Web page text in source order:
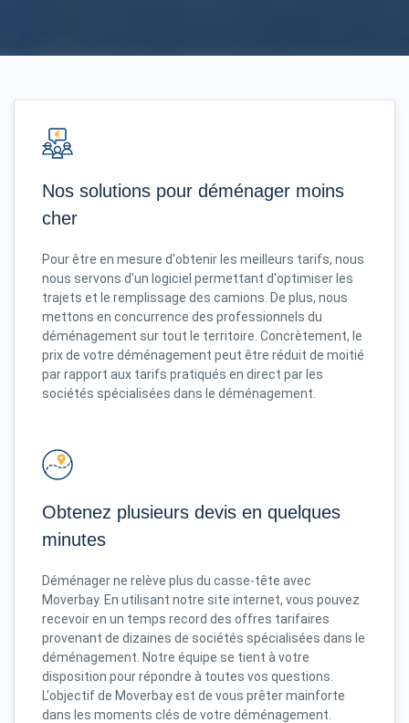
Nos solutions pour déménager moins
cher
Pour être en mesure d'obtenir les meilleurs tarifs, nous
nous servons d'un logiciel permettant d'optimiser les
trajets et le remplissage des camions. De plus, nous
mettons en concurrence des professionnels du
déménagement sur tout le territoire. Concrètement, le
prix de votre déménagement peut être réduit de moitié
par rapport aux tarifs pratiqués en direct par les
sociétés spécialisées dans le déménagement.
Obtenez plusieurs devis en quelques
minutes
Déménager ne relève plus du casse-tête avec
Moverbay. En utilisant notre site internet, vous pouvez
recevoir en un temps record des offres tarifaires
provenant de dizaines de sociétés spécialisées dans le
déménagement. Notre équipe se tient à votre
disposition pour répondre à toutes vos questions.
L'objectif de Moverbay est de vous prêter mainforte
dans les moments clés de votre déménagement.